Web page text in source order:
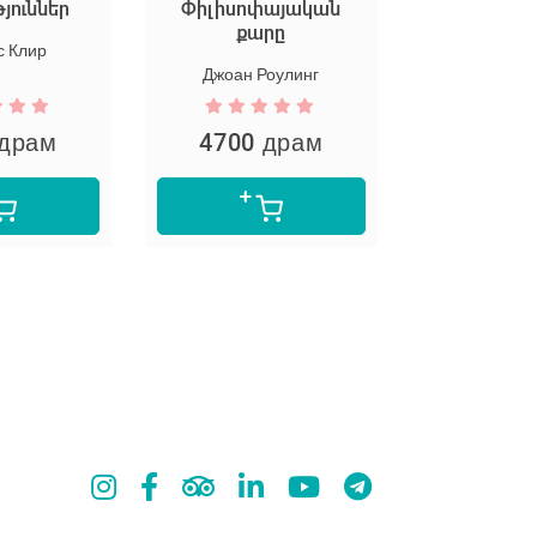
Клир
Փիլիսոփայական
քարը
Джоан Роулинг
4700 драм